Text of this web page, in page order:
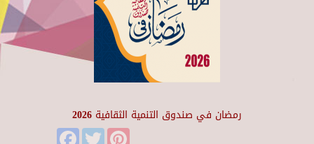
رمضان في صندوق التنمية الثقافية 2026
FacebookTwitter